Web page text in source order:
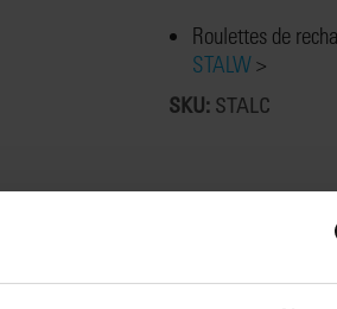
Roulettes de
STALW>
SKU: STALC